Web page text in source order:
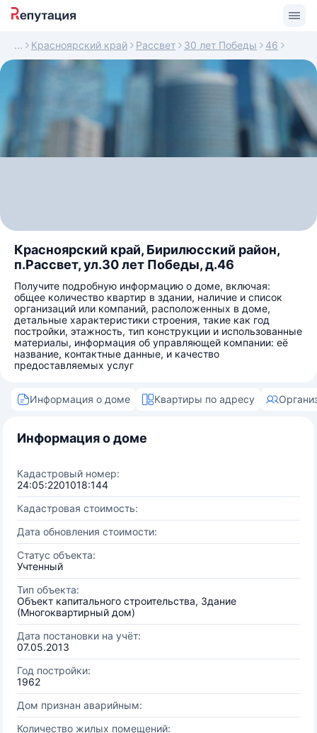
Красноярский край Рассвет 30 лет Победы 46
Красноярский край, Бирилюсский район,
п.Рассвет, ул.30 лет Победы, д.46
Получите подробную информацию о доме, включая:
общее количество квартир в здании, наличие и список
организаций или компаний, расположенных в доме,
детальные характеристики строения, такие как год
постройки, этажность, тип конструкции и использованные
материалы, информация об управляющей компании: её
название, контактные данные, и качество
предоставляемых услуг
Информация о доме Квартиры по адресу
Информация о доме
Кадастровый номер:
24:05:2201018:144
Кадастровая стоимость:
Дата обновления стоимости:
Статус объекта:
Учтенный
Тип объекта:
Объект капитального строительства, Здание
(Многоквартирный дом)
Дата постановки на учёт:
07.05.2013
Год постройки:
1962
Дом признан аварийным:
Количество жилых помещений: